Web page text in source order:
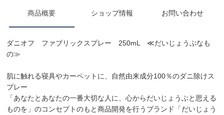
商品概要 ショップ情報 お問い合わせ
ダニオフ ファブリックスプレー 250mL ≪だいじょうぶなも
の≫
肌に触れる寝具やカーペットに、自然由来成分100％のダニ除けス
プレー
「あなたとあなたの一番大切な人に、心からだいじょうぶと思える
ものを」のコンセプトのもと商品開発を行うブランド「だいじょう